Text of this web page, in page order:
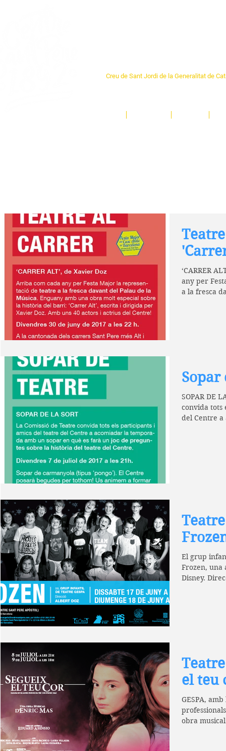
Creu de Sant Jordi de la Generalitat de
‘CARRER
any per
a la fresca
Sopar
SOPAR DE
convida tots
del Centre
El grup
Frozen, una
Disney.
Teatre
el teu
GESPA,
obra